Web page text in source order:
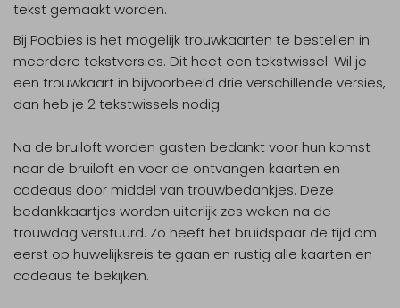
tekst gemaakt worden.
Bij Poobies is het mogelijk trouwkaarten te bestellen in
meerdere tekstversies. Dit heet een tekstwissel. Wil je
een trouwkaart in bijvoorbeeld drie verschillende versies,
dan heb je 2 tekstwissels nodig.
Na de bruiloft worden gasten bedankt voor hun komst
naar de bruiloft en voor de ontvangen kaarten en
cadeaus door middel van trouwbedankjes. Deze
bedankkaartjes worden uiterlijk zes weken na de
trouwdag verstuurd. Zo heeft het bruidspaar de tijd om
eerst op huwelijksreis te gaan en rustig alle kaarten en
cadeaus te bekijken.